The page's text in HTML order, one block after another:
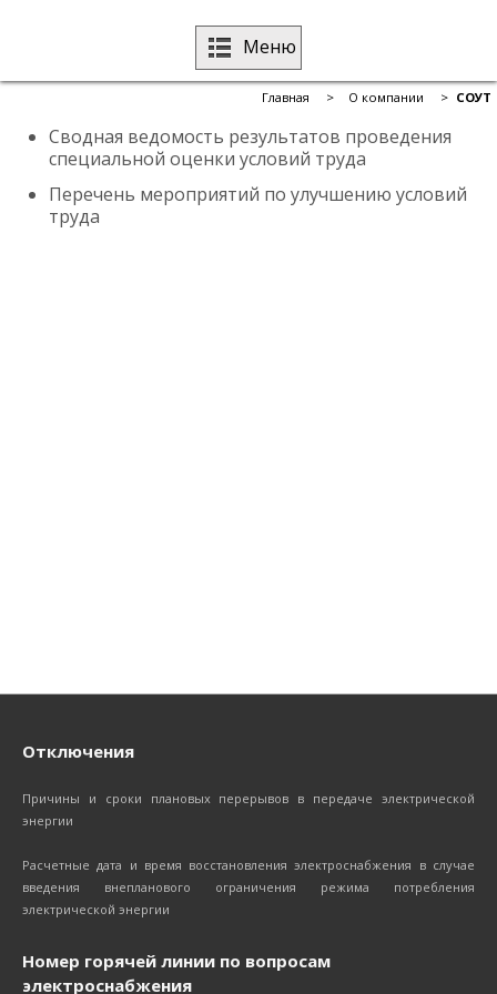
Меню
Главная > О компании > СОУТ
Сводная ведомость результатов проведения
специальной оценки условий труда
Перечень мероприятий по улучшению условий
труда
Отключения
Причины и сроки плановых перерывов в передаче электрической
энергии
Расчетные дата и время восстановления электроснабжения в случае
введения внепланового ограничения режима потребления
электрической энергии
Номер горячей линии по вопросам
электроснабжения